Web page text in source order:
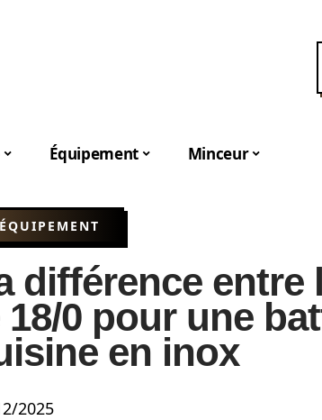
Équipement Minceur
ÉQUIPEMENT
différence entre
18/0 pour une
en inox
2025